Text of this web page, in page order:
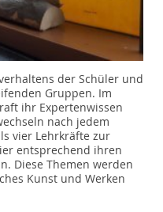
der Schüler und
Gruppen. Im
ihr Expertenwissen
nach jedem
vier Lehrkräfte zur
entsprechend ihren
Diese Themen werden
Kunst und Werken